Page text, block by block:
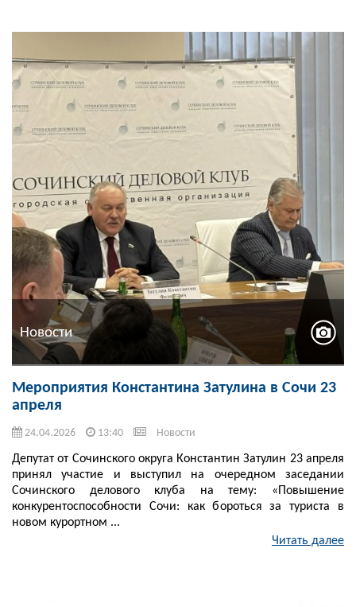
Новости
Мероприятия Константина Затулина в Сочи 23
апреля
24.04.2026 13:40 Новости
Депутат от Сочинского округа Константин Затулин 23 апреля
принял участие и выступил на очередном заседании
Сочинского делового клуба на тему: «Повышение
конкурентоспособности Сочи: как бороться за туриста в
новом курортном ...
Читать далее